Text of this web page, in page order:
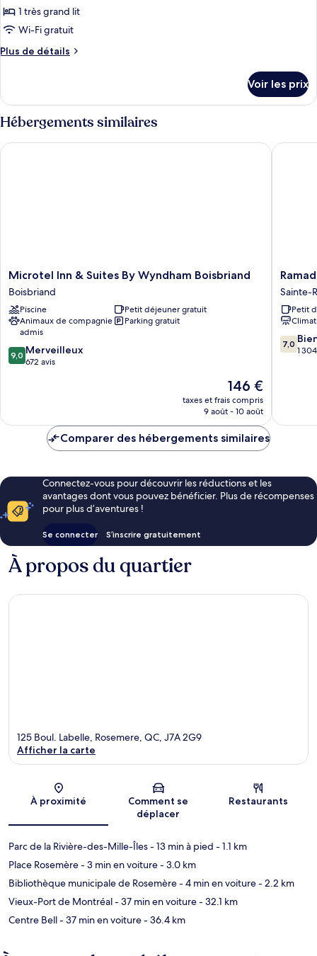
pour
ce
type
de
Chambre
Deluxe
1 très grand lit
Wi-Fi gratuit
Plus de détails
Plus
le
type
de
chambre
Chambre
Voir les prix
Hébergements similaires
Microtel
Inn
&
Suites
By
Wyndham
Boisbriand
Boisbriand
Microtel Inn & Suites By Wyndham Boisbriand
Boisbriand
Piscine
Petit déjeuner gratuit
Animaux de compagnie
admis
Parking gratuit
9.0
sur
9,0 Merveilleux
672 avis
Le
nouveau
prix
de
146 €
taxes et frais compris
9 août - 10 août
Microtel Inn & Suites By Wyndham Boisbriand
Ramada
by
Laval
Sainte-
Rose
Sainte-
Petit
7.0
sur
7,0
1
Comparer des hébergements similaires
Connectez-vous pour découvrir les réductions et les
avantages dont vous pouvez bénéficier. Plus de récompenses
pour plus d’aventures !
Se connecter S’inscrire gratuitement
À propos du quartier
Carte
125 Boul. Labelle, Rosemere, QC, J7A 2G9
Afficher la carte
À proximité
Comment se
déplacer
Restaurants
Parc de la Rivière-des-Mille-Îles- 13 min à pied - 1.1 km
Place Rosemère- 3 min en voiture- 3.0 km
Bibliothèque municipale de Rosemère- 4 min en voiture- 2.2 km
Vieux-Port de Montréal- 37 min en voiture- 32.1 km
Centre Bell- 37 min en voiture- 36.4 km